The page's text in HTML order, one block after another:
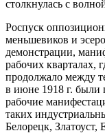
столкнулась с
Роспуск
меньшевиков и
демонстрации,
рабочих кварталах,
продолжало между
в июне 1918 г. были
рабочие
таких
Белорецк, Златоуст,